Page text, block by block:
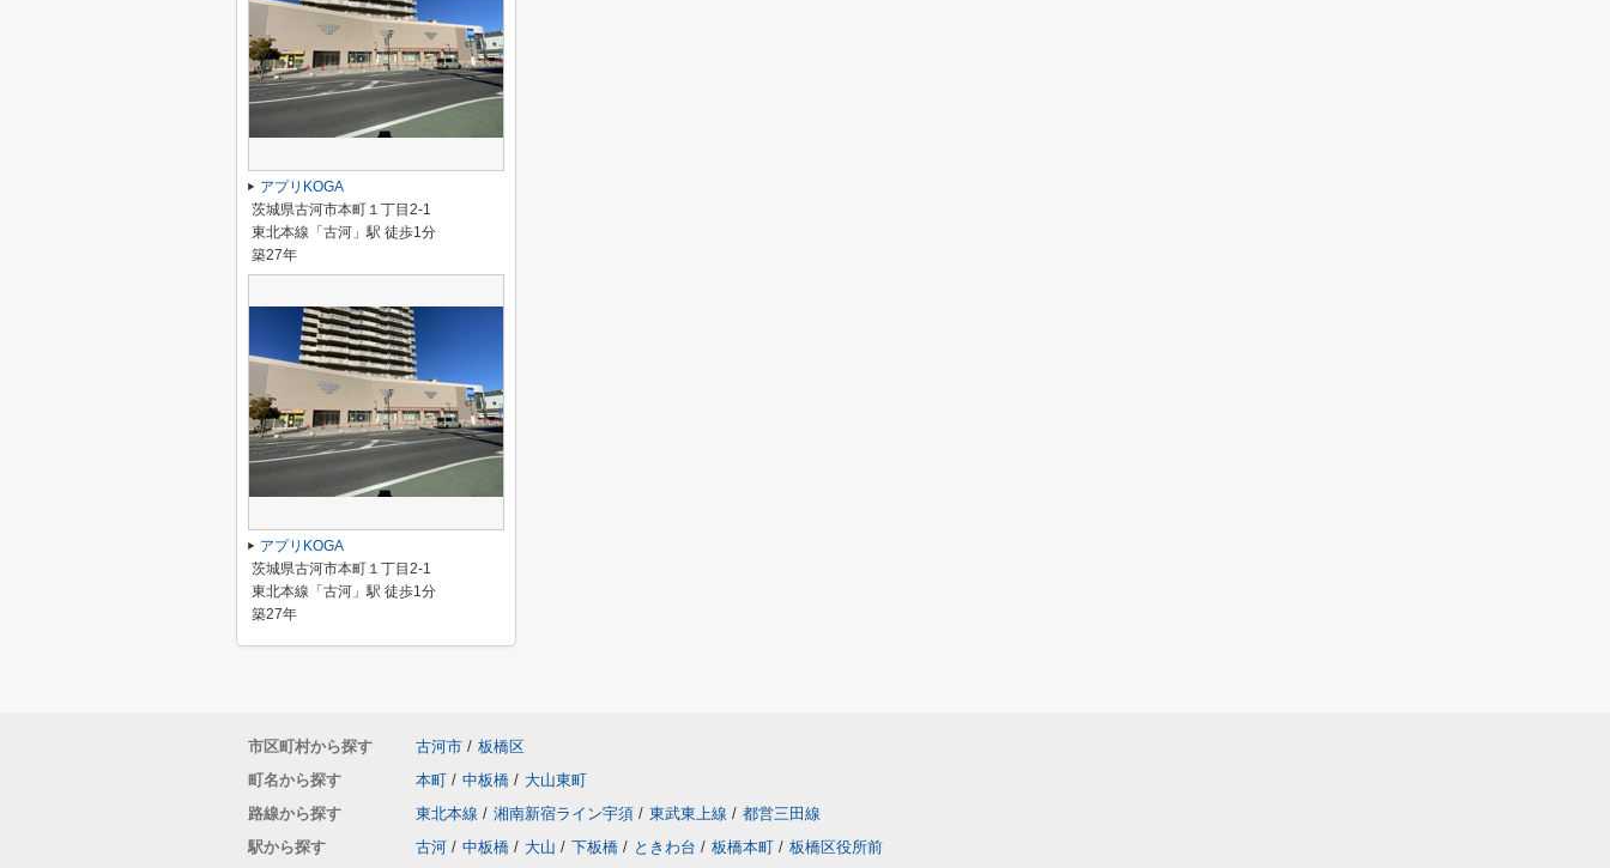
アプリKOGA
茨城県古河市本町１丁目2-1
東北本線「古河」駅 徒歩1分
築27年
アプリKOGA
茨城県古河市本町１丁目2-1
東北本線「古河」駅 徒歩1分
築27年
市区町村から探す 古河市 / 板橋区
町名から探す
本町 / 中板橋 / 大山東町
路線から探す
東北本線 / 湘南新宿ライン宇須 / 東武東上線 / 都営三田線
駅から探す
古河 / 中板橋 / 大山 / 下板橋 / ときわ台 / 板橋本町 / 板橋区役所前